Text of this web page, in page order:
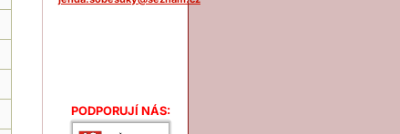
PODPORUJÍ NÁS: